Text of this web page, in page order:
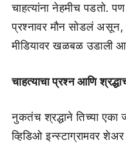
चाहत्यांना नेहमीच पडतो.
प्रश्नावर मौन सोडलं असून,
मीडियावर खळबळ उडाली
चाहत्याचा प्रश्न आणि
नुकतंच श्रद्धाने तिच्या एका
व्हिडिओ इन्स्टाग्रामवर